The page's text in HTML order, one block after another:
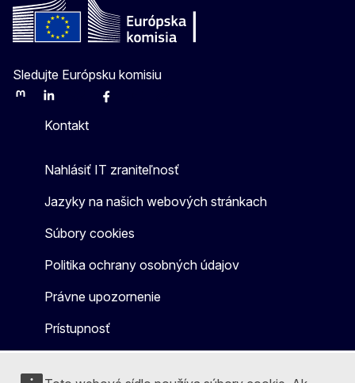
Sledujte Európsku komisiu
MastodonLinkedInBlueskyFacebook
Kontakt
Nahlásiť IT zraniteľnosť
Jazyky na našich webových stránkach
Súbory cookies
Politika ochrany osobných údajov
Právne upozornenie
Prístupnosť